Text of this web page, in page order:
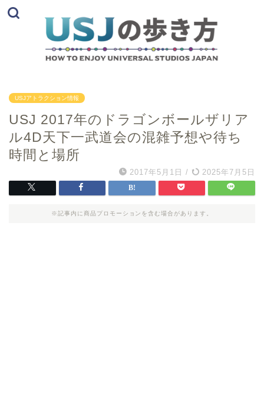
USJアトラクション情報
USJ 2017年のドラゴンボールザリア
ル4D天下一武道会の混雑予想や待ち
時間と場所
2017年5月1日 / 2025年7月5日
※記事内に商品プロモーションを含む場合があります。